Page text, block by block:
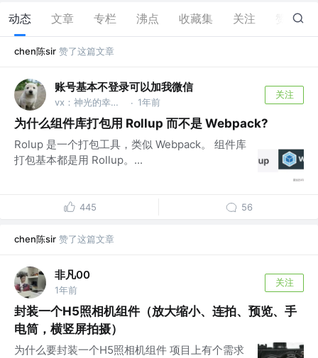
动态 文章 专栏 沸点 收藏集 关注 219
chen陈sir 赞了这篇文章
账号基本不登录可以加我微信
vx：神光的幸福生活 · 1年前
关注
为什么组件库打包用 Rollup 而不是 Webpack?
Rolup 是一个打包工具，类似 Webpack。 组件库
打包基本都是用 Rollup。...
445 56
chen陈sir 赞了这篇文章
非凡00
1年前
关注
封装一个H5照相机组件（放大缩小、连拍、预览、手
电筒，横竖屏拍摄）
为什么要封装一个H5照相机组件 项目上有个需求